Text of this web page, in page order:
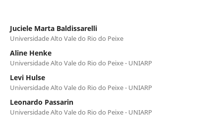
Juciele Marta Baldissarelli
Universidade Alto Vale do Rio do Peixe
Aline Henke
Universidade Alto Vale do Rio do Peixe - UNIARP
Levi Hulse
Universidade Alto Vale do Rio do Peixe - UNIARP
Leonardo Passarin
Universidade Alto Vale do Rio do Peixe - UNIARP